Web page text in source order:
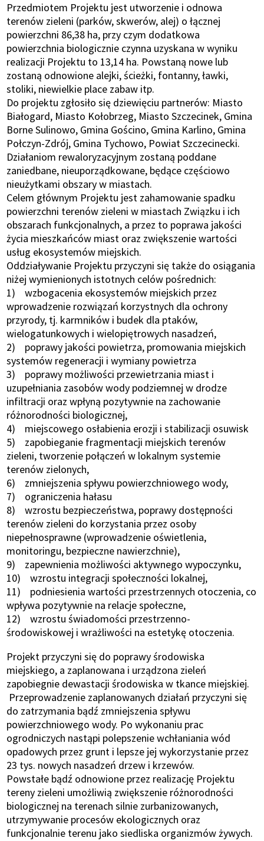
Przedmiotem Projektu jest utworzenie i odnowa
terenów zieleni (parków, skwerów, alej) o łącznej
powierzchni 86,38 ha, przy czym dodatkowa
powierzchnia biologicznie czynna uzyskana w wyniku
realizacji Projektu to 13,14 ha. Powstaną nowe lub
zostaną odnowione alejki, ścieżki, fontanny, ławki,
stoliki, niewielkie place zabaw itp.
Do projektu zgłosiło się dziewięciu partnerów: Miasto
Białogard, Miasto Kołobrzeg, Miasto Szczecinek, Gmina
Borne Sulinowo, Gmina Gościno, Gmina Karlino, Gmina
Połczyn-Zdrój, Gmina Tychowo, Powiat Szczecinecki.
Działaniom rewaloryzacyjnym zostaną poddane
zaniedbane, nieuporządkowane, będące częściowo
nieużytkami obszary w miastach.
Celem głównym Projektu jest zahamowanie spadku
powierzchni terenów zieleni w miastach Związku i ich
obszarach funkcjonalnych, a przez to poprawa jakości
życia mieszkańców miast oraz zwiększenie wartości
usług ekosystemów miejskich.
Oddziaływanie Projektu przyczyni się także do osiągania
niżej wymienionych istotnych celów pośrednich:
1) wzbogacenia ekosystemów miejskich przez
wprowadzenie rozwiązań korzystnych dla ochrony
przyrody, tj. karmników i budek dla ptaków,
wielogatunkowych i wielopiętrowych nasadzeń,
2) poprawy jakości powietrza, promowania miejskich
systemów regeneracji i wymiany powietrza
3) poprawy możliwości przewietrzania miast i
uzupełniania zasobów wody podziemnej w drodze
infiltracji oraz wpłyną pozytywnie na zachowanie
różnorodności biologicznej,
4) miejscowego osłabienia erozji i stabilizacji osuwisk
5) zapobieganie fragmentacji miejskich terenów
zieleni, tworzenie połączeń w lokalnym systemie
terenów zielonych,
6) zmniejszenia spływu powierzchniowego wody,
7) ograniczenia hałasu
8) wzrostu bezpieczeństwa, poprawy dostępności
terenów zieleni do korzystania przez osoby
niepełnosprawne (wprowadzenie oświetlenia,
monitoringu, bezpieczne nawierzchnie),
9) zapewnienia możliwości aktywnego wypoczynku,
10) wzrostu integracji społeczności lokalnej,
11) podniesienia wartości przestrzennych otoczenia, co
wpływa pozytywnie na relacje społeczne,
12) wzrostu świadomości przestrzenno-
środowiskowej i wrażliwości na estetykę otoczenia.
Projekt przyczyni się do poprawy środowiska
miejskiego, a zaplanowana i urządzona zieleń
zapobiegnie dewastacji środowiska w tkance miejskiej.
Przeprowadzenie zaplanowanych działań przyczyni się
do zatrzymania bądź zmniejszenia spływu
powierzchniowego wody. Po wykonaniu prac
ogrodniczych nastąpi polepszenie wchłaniania wód
opadowych przez grunt i lepsze jej wykorzystanie przez
23 tys. nowych nasadzeń drzew i krzewów.
Powstałe bądź odnowione przez realizację Projektu
tereny zieleni umożliwią zwiększenie różnorodności
biologicznej na terenach silnie zurbanizowanych,
utrzymywanie procesów ekologicznych oraz
funkcjonalnie terenu jako siedliska organizmów żywych.